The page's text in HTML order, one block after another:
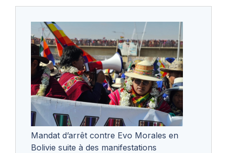
Mandat d’arrêt contre Evo Morales en
Bolivie suite à des manifestations